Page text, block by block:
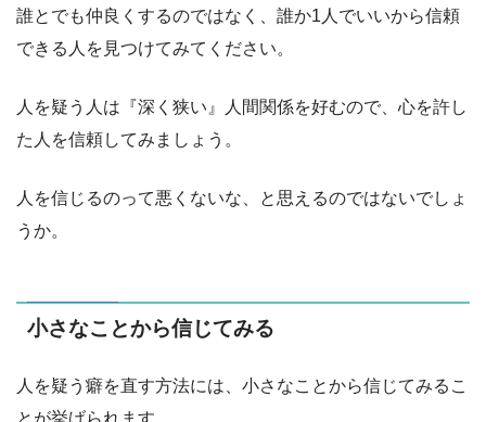
誰とでも仲良くするのではなく、誰か1人でいいから信頼
できる人を見つけてみてください。
人を疑う人は『深く狭い』人間関係を好むので、心を許し
た人を信頼してみましょう。
人を信じるのって悪くないな、と思えるのではないでしょ
うか。
小さなことから信じてみる
人を疑う癖を直す方法には、小さなことから信じてみるこ
とが挙げられます。